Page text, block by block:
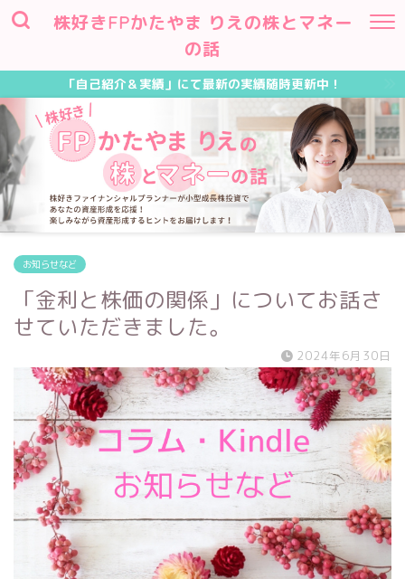
株好きFPかたやま りえの株とマネー
の話
「自己紹介＆実績」にて最新の実績随時更新中！
お知らせなど
「金利と株価の関係」についてお話さ
せていただきました。
2024年6月30日